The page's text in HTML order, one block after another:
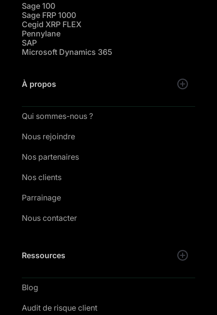
Sage 100
Sage FRP 1000
Cegid XRP FLEX
Pennylane
SAP
Microsoft Dynamics 365
À propos
Qui sommes-nous ?
Nous rejoindre
Nos partenaires
Nos clients
Parrainage
Nous contacter
Ressources
Blog
Audit de risque client